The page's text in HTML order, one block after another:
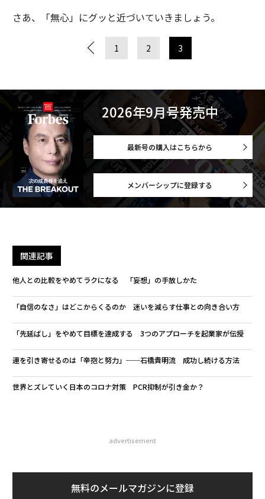
さあ、「無心」にグッと近づいていきましょう。
1 2 3
2026年9月号発売中
最新号の購入はこちらから
メンバーシップに登録する
関連記事
他人との比較をやめてラクになる 「妄想」の手放しかた
「自信のなさ」はどこからくるのか 迷いを減らす仕事との向き合い方
「先延ばし」をやめて目標を達成する 3つのアプローチを起業家が伝授
運を引き寄せるのは「辛抱と努力」──石橋貴明流 成功し続ける方法
世界とズレていく日本のコロナ対策 PCR抑制が引き金か？
advertisement
無料のメールマガジンに登録